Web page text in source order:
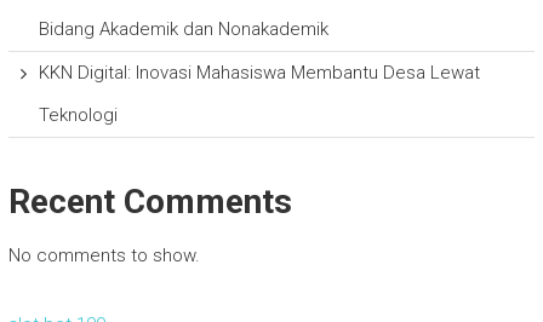
Bidang Akademik dan Nonakademik
KKN Digital: Inovasi Mahasiswa Membantu Desa Lewat
Teknologi
Recent Comments
No comments to show.